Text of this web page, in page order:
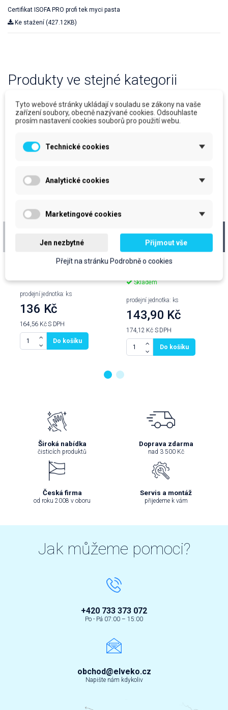
Certifikat ISOFA PRO profi tek myci pasta
Ke stažení (427.12KB)
Produkty ve stejné kategorii
tekutá pasta na ruce,
sada X, 700g
cena za kus: 136 Kč bez DPH
prodejní jednotka: ks
136 Kč
164,56 KčS DPH
Do košíku
tekutá pasta na ruce
2kg, GROUP-
náhr.náplň
cena za kus: 143,90 Kč bez
Skladem
prodejní jednotka: ks
143,90 Kč
174,12 Kč S DPH
Do košíku
Široká nabídka
čisticích produktů
Doprava zdarma
nad 3 500 Kč
Česká firma
od roku 2008 v oboru
Servis a montáž
přijedeme k vám
Jak můžeme pomoci?
+420 733 373 072
Po - Pá 07:00 – 15:00
obchod@elveko.cz
Napište nám kdykoliv
Tyto webové stránky ukládají v souladu se zákony na vaše
zařízení soubory, obecně nazývané cookies. Odsouhlaste
prosím nastavení cookies souborů pro použití webu.
Technické cookies
Analytické cookies
Marketingové cookies
Jen nezbytné Přijmout vše
Přejít na stránku Podrobně o cookies